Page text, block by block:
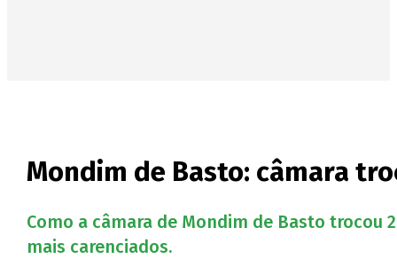
Mondim de Basto: câmara
Como a câmara de Mondim de Basto
mais carenciados.